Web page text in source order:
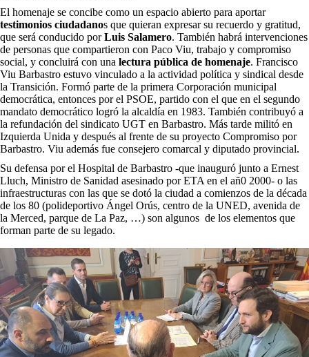
El homenaje se concibe como un espacio abierto para aportar
testimonios ciudadanos que quieran expresar su recuerdo y gratitud,
que será conducido porLuis Salamero. También habrá intervenciones
de personas que compartieron con Paco Viu, trabajo y compromiso
social, y concluirá con una lectura pública de homenaje. Francisco
Viu Barbastro estuvo vinculado a la actividad política y sindical desde
la Transición. Formó parte de la primera Corporación municipal
democrática, entonces por el PSOE, partido con el que en el segundo
mandato democrático logró la alcaldía en 1983. También contribuyó a
la refundación del sindicato UGT en Barbastro. Más tarde militó en
Izquierda Unida y después al frente de su proyecto Compromiso por
Barbastro. Viu además fue consejero comarcal y diputado provincial.
Su defensa por el Hospital de Barbastro -que inauguró junto a Ernest
Lluch, Ministro de Sanidad asesinado por ETA en el añ0 2000- o las
infraestructuras con las que se dotó la ciudad a comienzos de la década
de los 80 (polideportivo Ángel Orús, centro de la UNED, avenida de
la Merced, parque de La Paz, …) son algunos de los elementos que
forman parte de su legado.